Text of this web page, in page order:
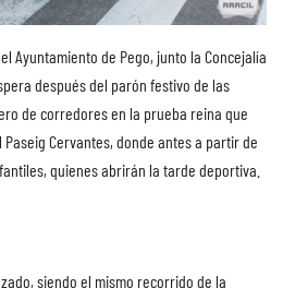
Ayuntamiento de Pego, junto la Concejalía
después del parón festivo de las
de corredores en la prueba reina que
Paseig Cervantes, donde antes a partir de
quienes abrirán la tarde deportiva.
siendo el mismo recorrido de la